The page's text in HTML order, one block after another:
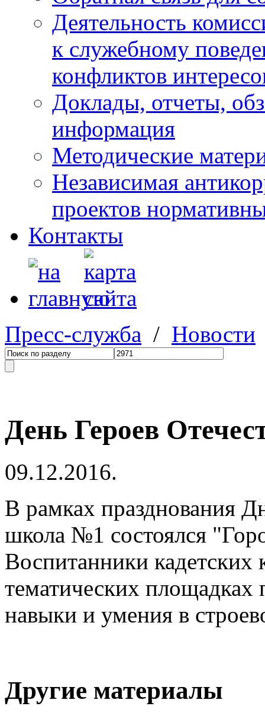
Деятельность
к служебному
конфликтов
Доклады, отчеты,
информация
Методические
Независимая
проектов
Контакты
Пресс-служба / Новости
День Героев
09.12.2016.
В рамках празднования
школа №1 состоялся
Воспитанники кадетских
тематических площадках
навыки и умения в
Другие материалы